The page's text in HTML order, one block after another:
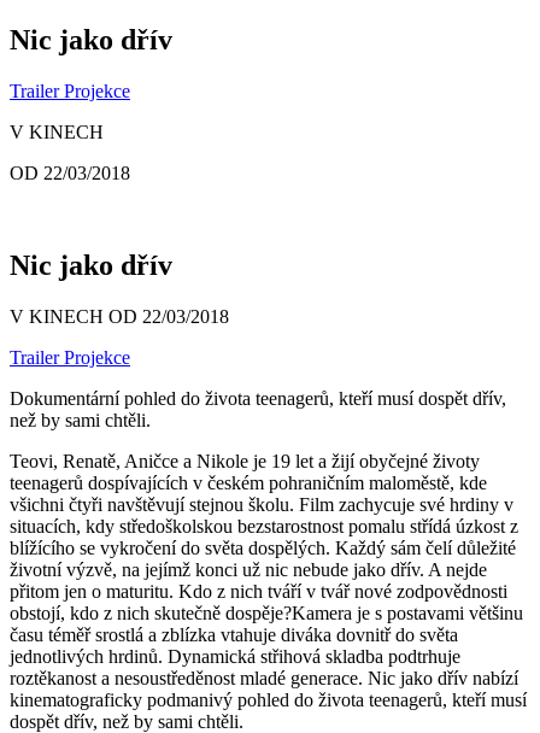
Nic jako dřív
Trailer Projekce
V KINECH
OD 22/03/2018
Nic jako dřív
V KINECH OD 22/03/2018
Trailer Projekce
Dokumentární pohled do života teenagerů, kteří musí dospět dřív,
než by sami chtěli.
Teovi, Renatě, Aničce a Nikole je 19 let a žijí obyčejné životy
teenagerů dospívajících v českém pohraničním maloměstě, kde
všichni čtyři navštěvují stejnou školu. Film zachycuje své hrdiny v
situacích, kdy středoškolskou bezstarostnost pomalu střídá úzkost z
blížícího se vykročení do světa dospělých. Každý sám čelí důležité
životní výzvě, na jejímž konci už nic nebude jako dřív. A nejde
přitom jen o maturitu. Kdo z nich tváří v tvář nové zodpovědnosti
obstojí, kdo z nich skutečně dospěje?Kamera je s postavami většinu
času téměř srostlá a zblízka vtahuje diváka dovnitř do světa
jednotlivých hrdinů. Dynamická střihová skladba podtrhuje
roztěkanost a nesoustředěnost mladé generace. Nic jako dřív nabízí
kinematograficky podmanivý pohled do života teenagerů, kteří musí
dospět dřív, než by sami chtěli.